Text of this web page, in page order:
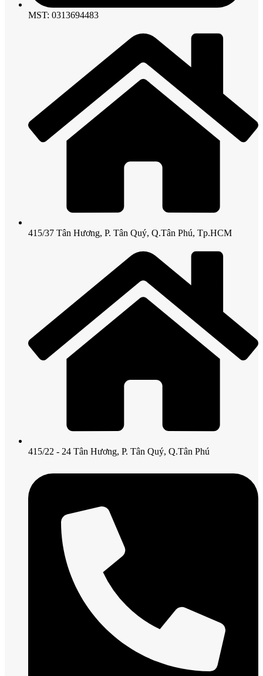
MST: 0313694483
415/37 Tân Hương, P. Tân Quý, Q.Tân Phú, Tp.HCM
415/22 - 24 Tân Hương, P. Tân Quý, Q.Tân Phú